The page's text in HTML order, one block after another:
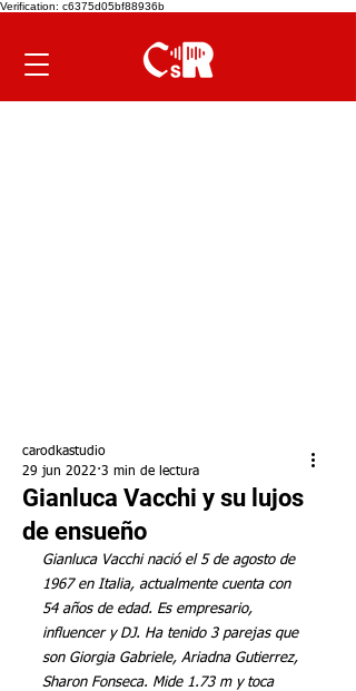
Verification: c6375d05bf88936b
Gianluca Vacchi y su lujos
de ensueño
carodkastudio
29 jun 2022 3 min de lectura
Gianluca Vacchi nació el 5 de agosto de
1967 en Italia, actualmente cuenta con
54 años de edad. Es empresario,
influencer y DJ. Ha tenido 3 parejas que
son Giorgia Gabriele, Ariadna Gutierrez,
Sharon Fonseca. Mide 1.73 m y toca